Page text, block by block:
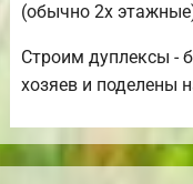
(обычно 2х
Строим дуплексы -
хозяев и поделены